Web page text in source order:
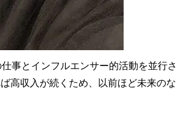
事とインフルエンサー的活動を並行さ
高収入が続くため、以前ほど未来のな